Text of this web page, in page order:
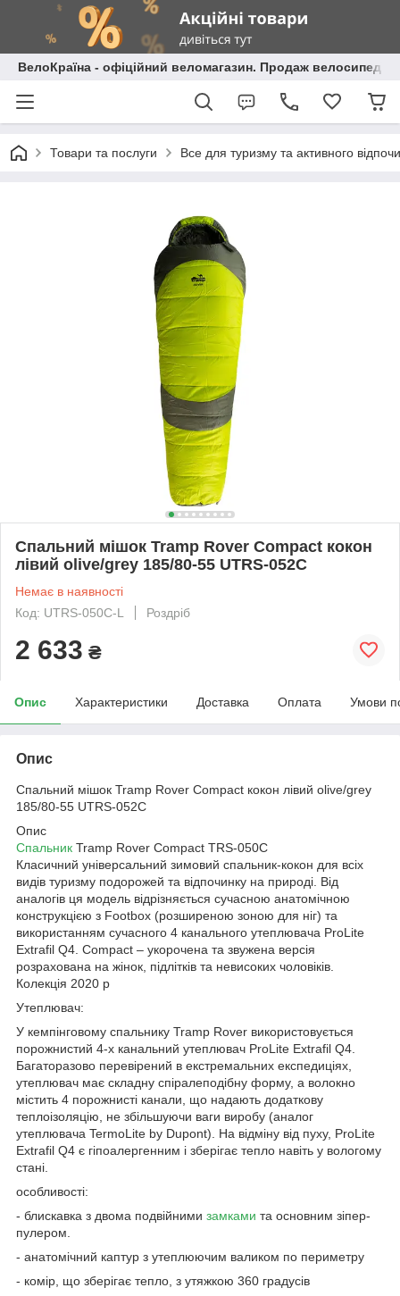
ВелоКраїна - офіційний веломагазин. Продаж велосипедів
Товари та послуги Все для туризму та активного
Спальний мішок Tramp Rover Compact кокон
лівий olive/grey 185/80-55 UTRS-052С
Немає в наявності
Код: UTRS-050C-L
Роздріб
2 633 ₴
Опис Характеристики Доставка Оплата Умови
Опис
Спальний мішок Tramp Rover Compact кокон лівий olive/grey
185/80-55 UTRS-052С
Опис
Спальник Tramp Rover Compact TRS-050C
Класичний універсальний зимовий спальник-кокон для всіх
видів туризму подорожей та відпочинку на природі. Від
аналогів ця модель відрізняється сучасною анатомічною
конструкцією з Footbox (розширеною зоною для ніг) та
використанням сучасного 4 канального утеплювача ProLite
Extrafil Q4. Compact – укорочена та звужена версія
розрахована на жінок, підлітків та невисоких чоловіків.
Колекція 2020 р
Утеплювач:
У кемпінговому спальнику Tramp Rover використовується
порожнистий 4-х канальний утеплювач ProLite Extrafil Q4.
Багаторазово перевірений в екстремальних експедиціях,
утеплювач має складну спіралеподібну форму, а волокно
містить 4 порожнисті канали, що надають додаткову
теплоізоляцію, не збільшуючи ваги виробу (аналог
утеплювача TermoLite by Dupont). На відміну від пуху, ProLite
Extrafil Q4 є гіпоалергенним і зберігає тепло навіть у вологому
стані.
особливості:
- блискавка з двома подвійними замками та основним зіпер-
пулером.
- анатомічний каптур з утеплюючим валиком по периметру
- комір, що зберігає тепло, з утяжкою 360 градусів